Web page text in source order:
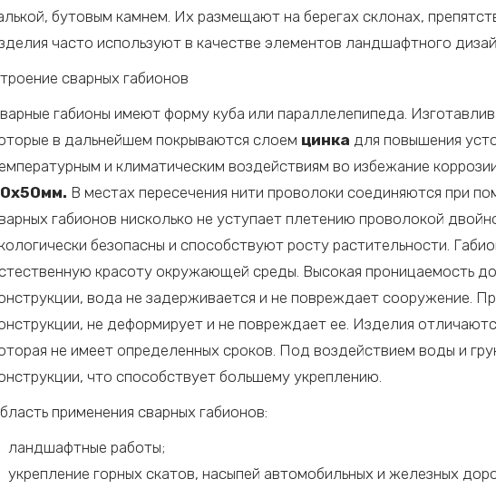
бутовым камнем. Их размещают на берегах склонах,
часто используют в качестве элементов ландшафтного
сварных габионов
габионы имеют форму куба или параллелепипеда.
в дальнейшем покрываются слоем цинка для повышения
и климатическим воздействиям во избежание
В местах пересечения нити проволоки соединяются при
габионов нисколько не уступает плетению проволокой
безопасны и способствуют росту растительности.
красоту окружающей среды. Высокая проницаемость
вода не задерживается и не повреждает сооружение.
не деформирует и не повреждает ее. Изделия
не имеет определенных сроков. Под воздействием воды и
что способствует большему укреплению.
применения сварных габионов:
ландшафтные работы;
укрепление горных скатов, насыпей автомобильных и железных